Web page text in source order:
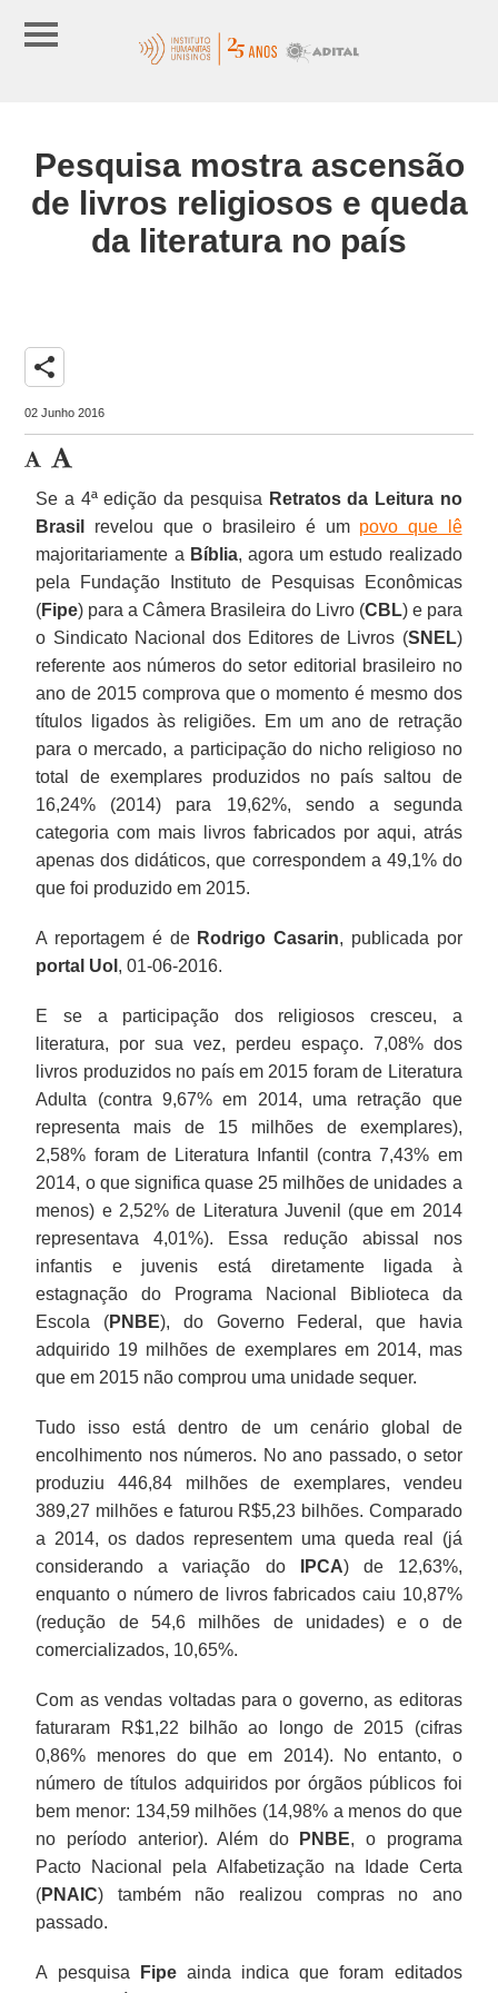
Pesquisa mostra ascensão
de livros religiosos e queda
da literatura no país
share
02 Junho 2016
Se a 4ª edição da pesquisa Retratos da Leitura no
Brasil
revelou que o brasileiro é um povo que lê
majoritariamente a Bíblia, agora um estudo realizado
pela Fundação Instituto de Pesquisas Econômicas
(Fipe) para a Câmera Brasileira do Livro (CBL) e para
o Sindicato Nacional dos Editores de Livros (SNEL)
referente aos números do setor editorial brasileiro no
ano de 2015 comprova que o momento é mesmo dos
títulos ligados às religiões. Em um ano de retração
para o mercado, a participação do nicho religioso no
total de exemplares produzidos no país saltou de
16,24% (2014) para 19,62%, sendo a segunda
categoria com mais livros fabricados por aqui, atrás
apenas dos didáticos, que correspondem a 49,1% do
que foi produzido em 2015.
A reportagem é de Rodrigo Casarin, publicada por
portal Uol , 01-06-2016.
E se a participação dos religiosos cresceu, a
literatura, por sua vez, perdeu espaço. 7,08% dos
livros produzidos no país em 2015 foram de Literatura
Adulta (contra 9,67% em 2014, uma retração que
representa mais de 15 milhões de exemplares),
2,58% foram de Literatura Infantil (contra 7,43% em
2014, o que significa quase 25 milhões de unidades a
menos) e 2,52% de Literatura Juvenil (que em 2014
representava 4,01%). Essa redução abissal nos
infantis e juvenis está diretamente ligada à
estagnação do Programa Nacional Biblioteca da
Escola (PNBE), do Governo Federal, que havia
adquirido 19 milhões de exemplares em 2014, mas
que em 2015 não comprou uma unidade sequer.
Tudo isso está dentro de um cenário global de
encolhimento nos números. No ano passado, o setor
produziu 446,84 milhões de exemplares, vendeu
389,27 milhões e faturou R$5,23 bilhões. Comparado
a 2014, os dados representem uma queda real (já
considerando a variação do
IPCA) de 12,63%,
enquanto o número de livros fabricados caiu 10,87%
(redução de 54,6 milhões de unidades) e o de
comercializados, 10,65%.
Com as vendas voltadas para o governo, as editoras
faturaram R$1,22 bilhão ao longo de 2015 (cifras
0,86% menores do que em 2014). No entanto, o
número de títulos adquiridos por órgãos públicos foi
bem menor: 134,59 milhões (14,98% a menos do que
no período anterior). Além do
PNBE, o programa
Pacto Nacional pela Alfabetização na Idade Certa
(PNAIC) também não realizou compras no ano
passado.
A pesquisa Fipeainda indica que foram editados